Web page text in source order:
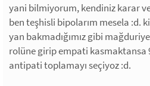
yani bilmiyorum, kendiniz karar
ben teşhisli bipolarım mesela :d.
yan bakmadığımız gibi
rolüne girip empati kasmaktansa
antipati toplamayı seçiyoz :d.